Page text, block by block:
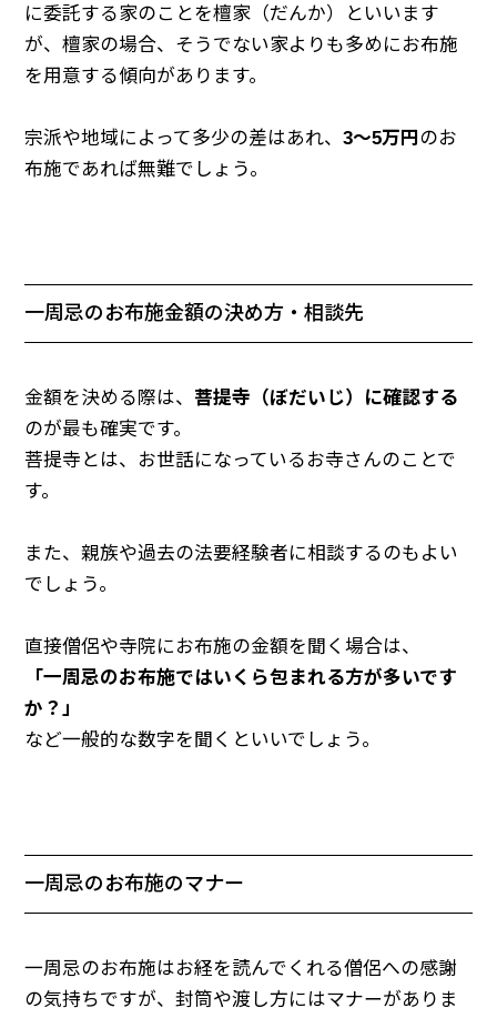
に委託する家のことを檀家（だんか）といいます
が、檀家の場合、そうでない家よりも多めにお布施
を用意する傾向があります。
宗派や地域によって多少の差はあれ、3〜5万円 のお
布施であれば無難でしょう。
一周忌のお布施金額の決め方・相談先
金額を決める際は、菩提寺（ぼだいじ）に確認する
のが最も確実です。
菩提寺とは、お世話になっているお寺さんのことで
す。
また、親族や過去の法要経験者に相談するのもよい
でしょう。
直接僧侶や寺院にお布施の金額を聞く場合は、
「一周忌のお布施ではいくら包まれる方が多いです
か？」
など一般的な数字を聞くといいでしょう。
一周忌のお布施のマナー
一周忌のお布施はお経を読んでくれる僧侶への感謝
の気持ちですが、封筒や渡し方にはマナーがありま